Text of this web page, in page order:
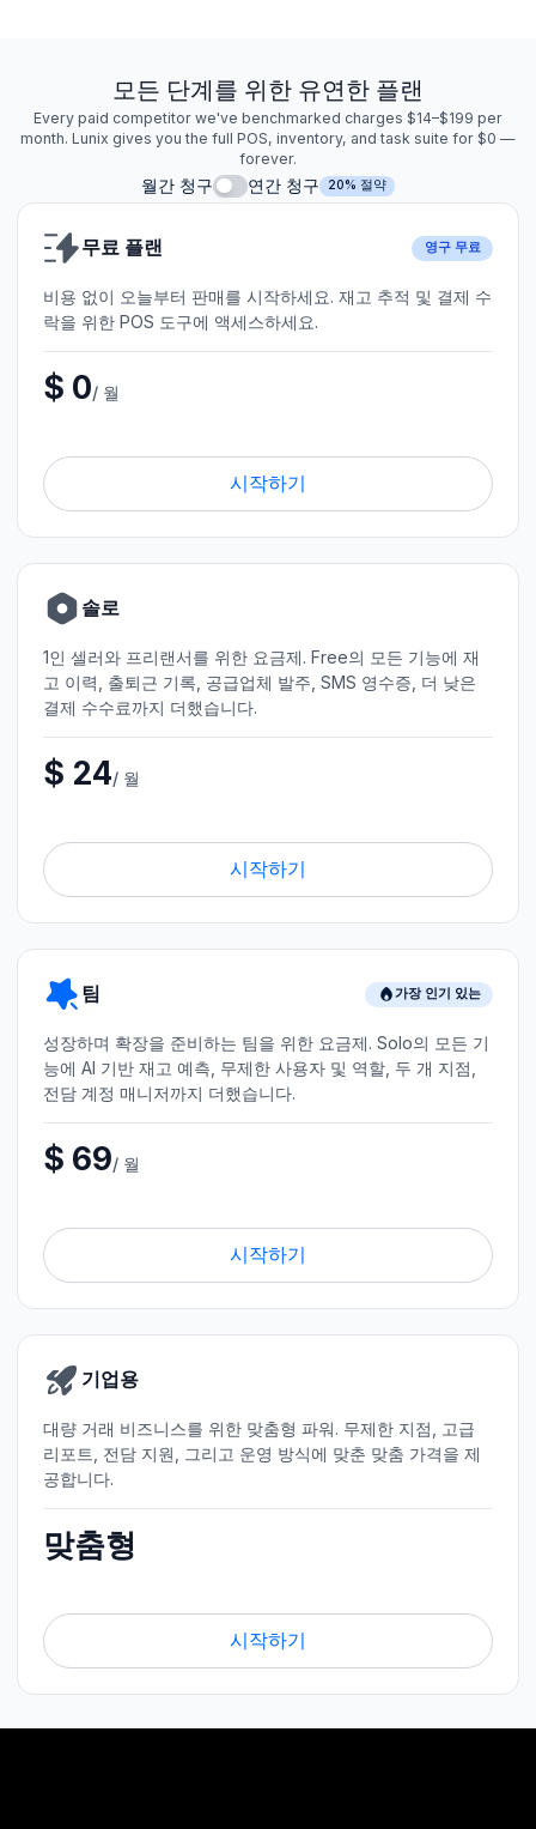
모든 단계를 위한 유연한 플랜
Every paid competitor we've benchmarked charges $14–$199 per
month. Lunix gives you the full POS, inventory, and task suite for $0 —
forever.
월간 청구 연간 청구 20% 절약
무료 플랜 영구 무료
비용 없이 오늘부터 판매를 시작하세요. 재고 추적 및 결제 수
락을 위한 POS 도구에 액세스하세요.
$ 0/ 월
시작하기
솔로
1인 셀러와 프리랜서를 위한 요금제. Free의 모든 기능에 재
고 이력, 출퇴근 기록, 공급업체 발주, SMS 영수증, 더 낮은
결제 수수료까지 더했습니다.
$ 24/ 월
시작하기
팀 가장 인기 있는
성장하며 확장을 준비하는 팀을 위한 요금제. Solo의 모든 기
능에 AI 기반 재고 예측, 무제한 사용자 및 역할, 두 개 지점,
전담 계정 매니저까지 더했습니다.
$ 69/ 월
시작하기
기업용
대량 거래 비즈니스를 위한 맞춤형 파워. 무제한 지점, 고급
리포트, 전담 지원, 그리고 운영 방식에 맞춘 맞춤 가격을 제
공합니다.
맞춤형
시작하기